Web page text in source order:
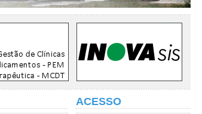
ACESSO